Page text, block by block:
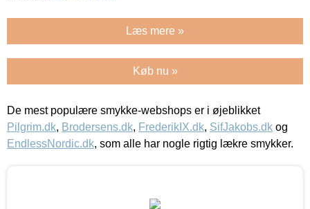
Læs mere »
Køb nu »
De mest populære smykke-webshops er i øjeblikket
Pilgrim.dk, Brodersens.dk, FrederikIX.dk, SifJakobs.dk og
EndlessNordic.dk, som alle har nogle rigtig lækre smykker.